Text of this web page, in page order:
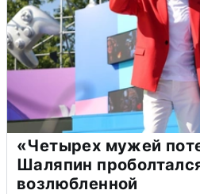
«Четырех мужей
Шаляпин
возлюбленной